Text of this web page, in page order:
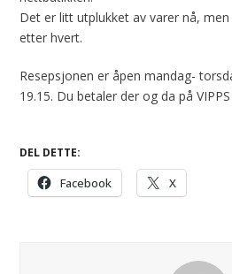
Det er litt utplukket av varer nå,
etter hvert.
Resepsjonen er åpen mandag-
19.15. Du betaler der og da på VIPPS
DEL DETTE:
Facebook X